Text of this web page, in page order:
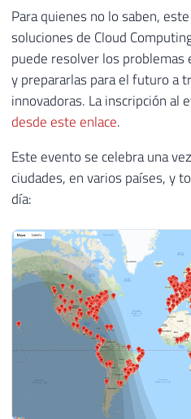
Para quienes no lo saben,
soluciones de Cloud
puede resolver los
y prepararlas para el futuro a
innovadoras. La inscripción al
desde este enlace.
Este evento se celebra una
ciudades, en varios países, y
día: